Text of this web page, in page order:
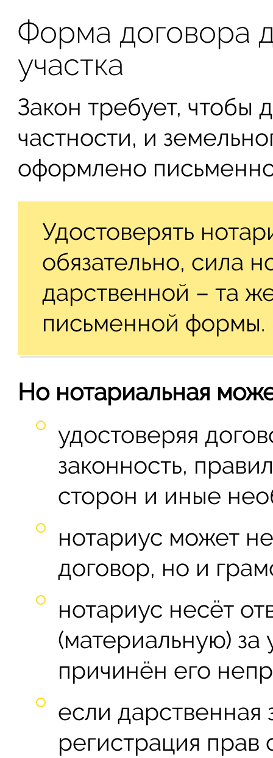
Форма договора
участка
Закон требует,
частности, и
оформлено
Удостоверять
обязательно, сила
дарственной – та
письменной формы.
Но нотариальная
удостоверяя
законность,
сторон и иные
нотариус может
договор, но и
нотариус несёт
(материальную)
причинён его
если дарственная
регистрация прав